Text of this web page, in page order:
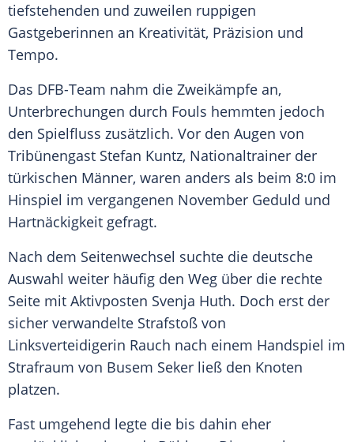
tiefstehenden und zuweilen ruppigen
Gastgeberinnen an Kreativität, Präzision und
Tempo.
Das DFB-Team nahm die Zweikämpfe an,
Unterbrechungen durch Fouls hemmten jedoch
den Spielfluss zusätzlich. Vor den Augen von
Tribünengast Stefan Kuntz, Nationaltrainer der
türkischen Männer, waren anders als beim 8:0 im
Hinspiel im vergangenen November Geduld und
Hartnäckigkeit gefragt.
Nach dem Seitenwechsel suchte die deutsche
Auswahl weiter häufig den Weg über die rechte
Seite mit Aktivposten Svenja Huth. Doch erst der
sicher verwandelte Strafstoß von
Linksverteidigerin Rauch nach einem Handspiel im
Strafraum von Busem Seker ließ den Knoten
platzen.
Fast umgehend legte die bis dahin eher